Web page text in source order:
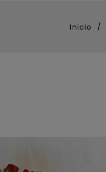
Inicio